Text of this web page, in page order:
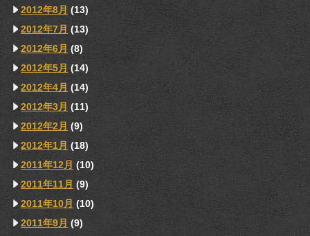
2012年8月 (13)
2012年7月 (13)
2012年6月 (8)
2012年5月 (14)
2012年4月 (14)
2012年3月 (11)
2012年2月 (9)
2012年1月 (18)
2011年12月 (10)
2011年11月 (9)
2011年10月 (10)
2011年9月 (9)